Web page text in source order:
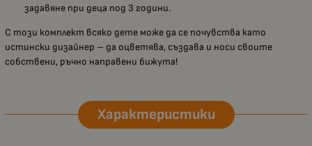
задавяне при деца под 3 години.
С този комплект всяко дете може да се почувства като
истински дизайнер – да оцветява, създава и носи своите
собствени, ръчно направени бижута!
Характеристики